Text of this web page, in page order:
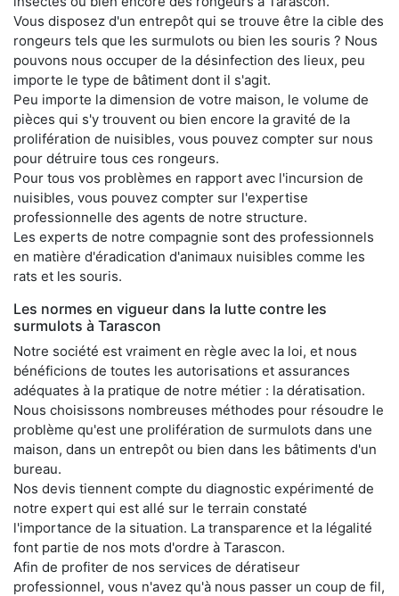
Vous disposez d'un entrepôt qui se trouve être la cible des
rongeurs tels que les surmulots ou bien les souris ? Nous
pouvons nous occuper de la désinfection des lieux, peu
importe le type de bâtiment dont il s'agit.
Peu importe la dimension de votre maison, le volume de
pièces qui s'y trouvent ou bien encore la gravité de la
prolifération de nuisibles, vous pouvez compter sur nous
pour détruire tous ces rongeurs.
Pour tous vos problèmes en rapport avec l'incursion de
nuisibles, vous pouvez compter sur l'expertise
professionnelle des agents de notre structure.
Les experts de notre compagnie sont des professionnels
en matière d'éradication d'animaux nuisibles comme les
rats et les souris.
Les normes en vigueur dans la lutte contre les
surmulots à Tarascon
Notre société est vraiment en règle avec la loi, et nous
bénéficions de toutes les autorisations et assurances
adéquates à la pratique de notre métier : la dératisation.
Nous choisissons nombreuses méthodes pour résoudre le
problème qu'est une prolifération de surmulots dans une
maison, dans un entrepôt ou bien dans les bâtiments d'un
bureau.
Nos devis tiennent compte du diagnostic expérimenté de
notre expert qui est allé sur le terrain constaté
l'importance de la situation. La transparence et la légalité
font partie de nos mots d'ordre à Tarascon.
Afin de profiter de nos services de dératiseur
professionnel, vous n'avez qu'à nous passer un coup de fil,